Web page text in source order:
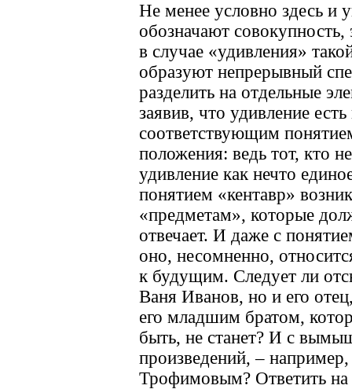
Не менее условно здесь и
обозначают
в случае «удивления»
образуют непрерывный
разделить на отдельные
заявив, что удивление
соответствующим
положения: ведь тот, кто
удивление как нечто
понятием «кентавр»
«предметам», которые
отвечает. И даже с
оно, несомненно,
к будущим. Следует ли
Ваня Иванов, но и его
его младшим братом,
быть, не станет? И с
произведений, –
Трофимовым? Ответить на